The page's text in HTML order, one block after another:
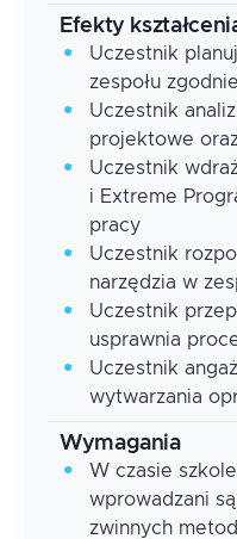
Efekty
Uczestnik
zespołu
Uczestnik
projektowe
Uczestnik
i Extreme
pracy
Uczestnik
narzędzia w
Uczestnik
usprawnia
Uczestnik
wytwarzania
Wymagania
W czasie
wprowadzani
zwinnych